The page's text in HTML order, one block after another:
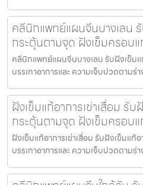
คลีนิกแพทย์แผนจีนบางเลน
กระตุ้นตามจุด ฝังเข็มครอบ
คลีนิกแพทย์แผนจีนบางเลน รับฝังเข็ม
บรรเทาอาการและ ความเจ็บปวดตาม
ฝังเข็มแก้อาการเข่าเสื่อม รั
กระตุ้นตามจุด ฝังเข็มครอบ
ฝังเข็มแก้อาการเข่าเสื่อม รับฝังเข็มแก้
บรรเทาอาการและ ความเจ็บปวดตามร่